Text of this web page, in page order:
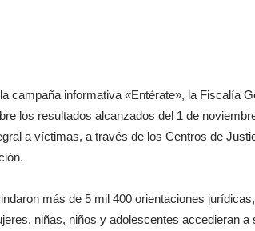
campaña informativa «Entérate», la Fiscalía
los resultados alcanzados del 1 de
a víctimas, a través de los Centros de
más de 5 mil 400 orientaciones
niñas, niños y adolescentes accedieran